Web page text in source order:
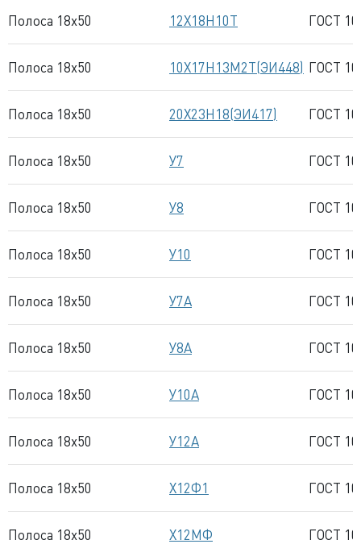
Полоса 18x50 12Х18Н10Т ГОСТ
Полоса 18x50 10Х17Н13М2Т(ЭИ448) ГОСТ
Полоса 18x50 20Х23Н18(ЭИ417) ГОСТ
Полоса 18x50 У7 ГОСТ
Полоса 18x50 У8 ГОСТ
Полоса 18x50 У10 ГОСТ
Полоса 18x50 У7А ГОСТ
Полоса 18x50 У8А ГОСТ
Полоса 18x50 У10А ГОСТ
Полоса 18x50 У12А ГОСТ
Полоса 18x50 Х12Ф1 ГОСТ
Полоса 18x50 Х12МФ ГОСТ